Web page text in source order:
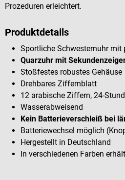
Prozeduren erleichtert.
Produktdetails
Sportliche Schwesternuhr mit
Quarzuhr mit
Stoßfestes robustes Gehäuse
Drehbares Ziffernblatt
12 arabische Ziffern, 24-
Wasserabweisend
Kein Batterieverschleiß bei
Batteriewechsel möglich
Hergestellt in Deutschland
In verschiedenen Farben